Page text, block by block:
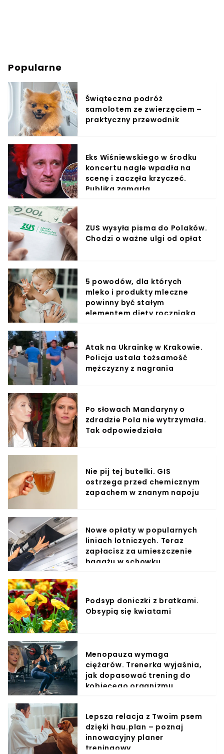
Popularne
Świąteczna podróż
samolotem ze zwierzęciem –
praktyczny przewodnik
Eks Wiśniewskiego w środku
koncertu nagle wpadła na
scenę i zaczęła krzyczeć.
Publika zamarła
ZUS wysyła pisma do Polaków.
Chodzi o ważne ulgi od opłat
5 powodów, dla których
mleko i produkty mleczne
powinny być stałym
elementem diety roczniaka
Atak na Ukrainkę w Krakowie.
Policja ustala tożsamość
mężczyzny z nagrania
Po słowach Mandaryny o
zdradzie Pola nie wytrzymała.
Tak odpowiedziała
Nie pij tej butelki. GIS
ostrzega przed chemicznym
zapachem w znanym napoju
Nowe opłaty w popularnych
liniach lotniczych. Teraz
zapłacisz za umieszczenie
bagażu w schowku
Podsyp doniczki z bratkami.
Obsypią się kwiatami
Menopauza wymaga
ciężarów. Trenerka wyjaśnia,
jak dopasować trening do
kobiecego organizmu
Lepsza relacja z Twoim psem
dzięki hau.plan – poznaj
innowacyjny planer
treningowy